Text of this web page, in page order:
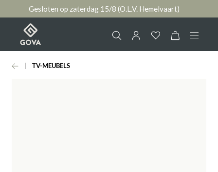
Gesloten op zaterdag 15/8 (O.L.V. Hemelvaart)
Collectie
TV-MEUBELS